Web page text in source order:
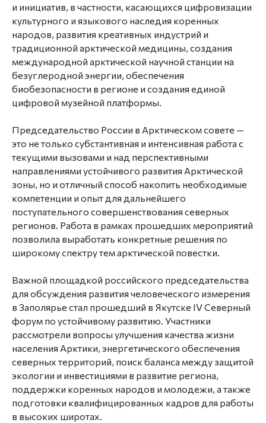
и инициатив, в частности, касающихся цифровизации
культурного и языкового наследия коренных
народов, развития креативных индустрий и
традиционной арктической медицины, создания
международной арктической научной станции на
безуглеродной энергии, обеспечения
биобезопасности в регионе и создания единой
цифровой музейной платформы.
Председательство России в Арктическом совете —
это не только субстантивная и интенсивная работа с
текущими вызовами и над перспективными
направлениями устойчивого развития Арктической
зоны, но и отличный способ накопить необходимые
компетенции и опыт для дальнейшего
поступательного совершенствования северных
регионов. Работа в рамках прошедших мероприятий
позволила выработать конкретные решения по
широкому спектру тем арктической повестки.
Важной площадкой российского председательства
для обсуждения развития человеческого измерения
в Заполярье стал прошедший в Якутске IV Северный
форум по устойчивому развитию. Участники
рассмотрели вопросы улучшения качества жизни
населения Арктики, энергетического обеспечения
северных территорий, поиск баланса между защитой
экологии и инвестициями в развитие региона,
поддержки коренных народов и молодежи, а также
подготовки квалифицированных кадров для работы
в высоких широтах.